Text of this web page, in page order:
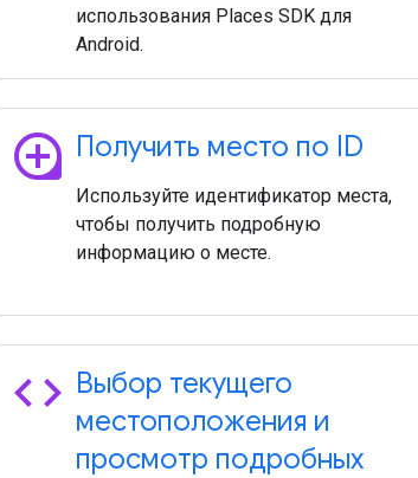
использования Places SDK для
Android.
loupe Получить место по ID
Используйте идентификатор места,
чтобы получить подробную
информацию о месте.
code Выбор текущего
местоположения и
просмотр подробных